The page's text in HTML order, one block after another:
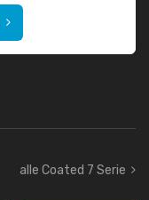
alle Coated 7 Serie